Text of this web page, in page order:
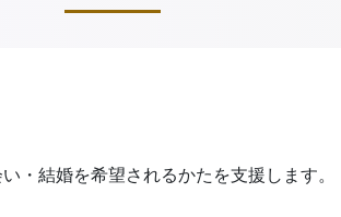
・結婚を希望されるかたを支援します。